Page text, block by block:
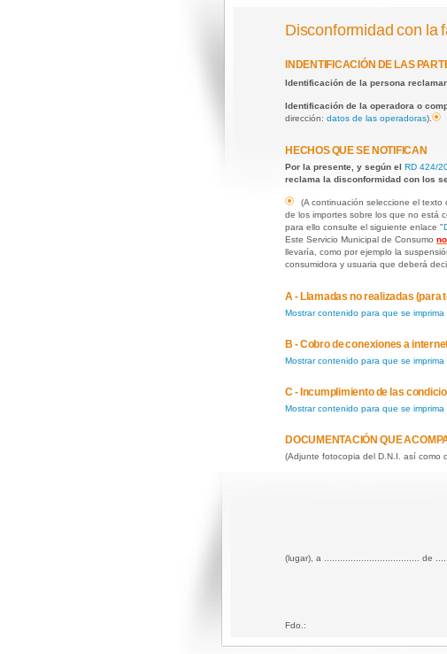
Disconformidad con la
INDENTIFICACIÓN DE LAS
Identificación de la persona
Identificación de la operadora o
dirección: datos de las operadoras).
HECHOS QUE SE NOTIFICAN
Por la presente, y según el RD 424/
reclama la disconformidad con los
(A continuación seleccione el
de los importes sobre los que no está
para ello consulte el siguiente enlace "
Este Servicio Municipal de Consumo
llevaría, como por ejemplo la
consumidora y usuaria que deberá
A - Llamadas no realizadas (para
Mostrar contenido para que se imprima
B - Cobro de conexiones a
Mostrar contenido para que se imprima
C - Incumplimiento de las
Mostrar contenido para que se imprima
DOCUMENTACIÓN QUE
(Adjunte fotocopia del D.N.I. así como
(lugar), a .................................... de
Fdo.: